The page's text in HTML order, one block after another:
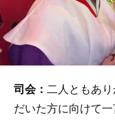
司会： 二人ともあ
だいた方に向けて